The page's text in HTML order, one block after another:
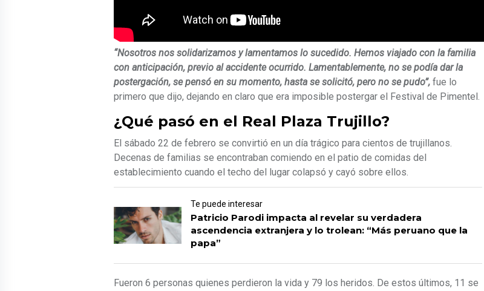
“Nosotros nos solidarizamos y lamentamos lo sucedido. Hemos viajado con la familia
con anticipación, previo al accidente ocurrido. Lamentablemente, no se podía dar la
postergación, se pensó en su momento, hasta se solicitó, pero no se pudo”, fue lo
primero que dijo, dejando en claro que era imposible postergar el Festival de Pimentel.
¿Qué pasó en el Real Plaza Trujillo?
El sábado 22 de febrero se convirtió en un día trágico para cientos de trujillanos.
Decenas de familias se encontraban comiendo en el patio de comidas del
establecimiento cuando el techo del lugar colapsó y cayó sobre ellos.
Te puede interesar
Patricio Parodi impacta al revelar su verdadera
ascendencia extranjera y lo trolean: “Más peruano que la
papa”
Fueron 6 personas quienes perdieron la vida y 79 los heridos. De estos últimos, 11 se